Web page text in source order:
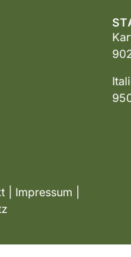
Impressum
Inhalt.